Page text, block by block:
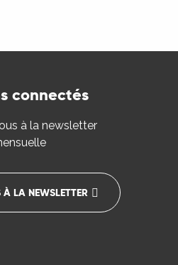
connectés
à la newsletter
LA NEWSLETTER